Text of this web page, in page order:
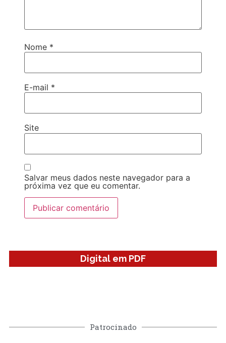
Nome *
E-mail *
Site
Salvar meus dados neste navegador para a
próxima vez que eu comentar.
Digital em PDF
Patrocinado